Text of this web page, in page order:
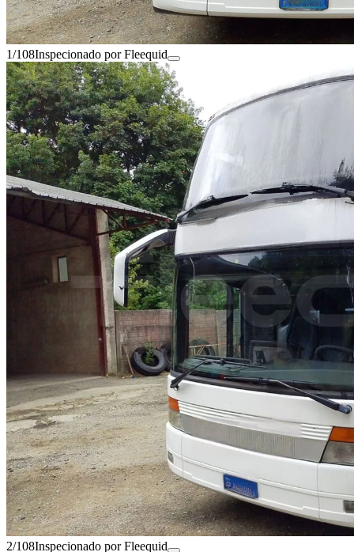
1/108Inspecionado por Fleequid
2/108Inspecionado por Fleequid